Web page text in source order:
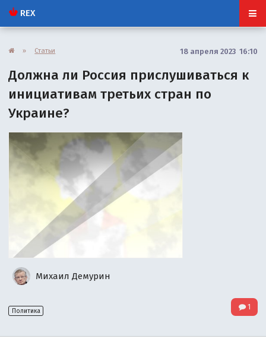
REX
» Статьи 18 апреля 2023 16:10
Должна ли Россия прислушиваться к
инициативам третьих стран по
Украине?
Михаил Демурин
Политика 1